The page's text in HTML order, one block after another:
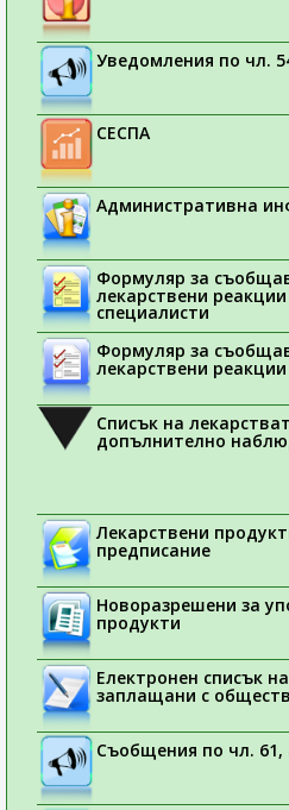
Уведомления по чл.
СЕСПА
Административна
Формуляр за
лекарствени
специалисти
Формуляр за
лекарствени
Списък на
допълнително
Лекарствени
предписание
Новоразрешени за
продукти
Електронен списък
заплащани с
Съобщения по чл. 61,